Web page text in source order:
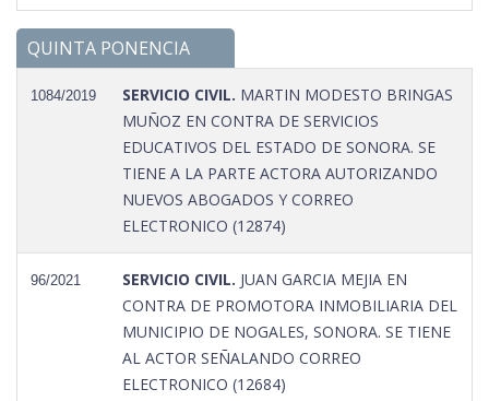
QUINTA PONENCIA
1084/2019 SERVICIO CIVIL. MARTIN MODESTO BRINGAS
MUÑOZ EN CONTRA DE SERVICIOS
EDUCATIVOS DEL ESTADO DE SONORA. SE
TIENE A LA PARTE ACTORA AUTORIZANDO
NUEVOS ABOGADOS Y CORREO
ELECTRONICO (12874)
96/2021 SERVICIO CIVIL. JUAN GARCIA MEJIA EN
CONTRA DE PROMOTORA INMOBILIARIA DEL
MUNICIPIO DE NOGALES, SONORA. SE TIENE
AL ACTOR SEÑALANDO CORREO
ELECTRONICO (12684)